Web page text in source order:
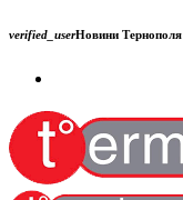
verified_userНовини Тернополя